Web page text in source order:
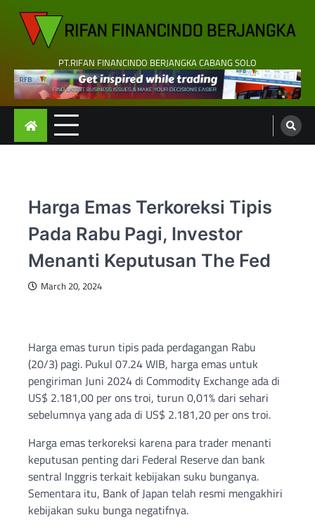
content
PT.RIFAN FINANCINDO BERJANGKA CABANG SOLO
Harga Emas Terkoreksi Tipis
Pada Rabu Pagi, Investor
Menanti Keputusan The Fed
March 20, 2024
Harga emas turun tipis pada perdagangan Rabu
(20/3) pagi. Pukul 07.24 WIB, harga emas untuk
pengiriman Juni 2024 di Commodity Exchange ada di
US$ 2.181,00 per ons troi, turun 0,01% dari sehari
sebelumnya yang ada di US$ 2.181,20 per ons troi.
Harga emas terkoreksi karena para trader menanti
keputusan penting dari Federal Reserve dan bank
sentral Inggris terkait kebijakan suku bunganya.
Sementara itu, Bank of Japan telah resmi mengakhiri
kebijakan suku bunga negatifnya.